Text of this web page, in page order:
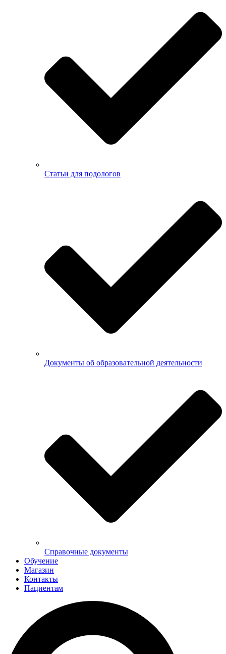
Статьи для подологов
Документы об образовательной деятельности
Справочные документы
Обучение
Магазин
Контакты
Пациентам